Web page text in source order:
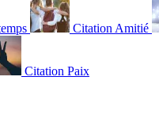
Citation Amitié
Citation Paix